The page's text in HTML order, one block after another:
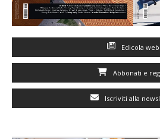
Edicola web
Abbonati e
Iscriviti alla